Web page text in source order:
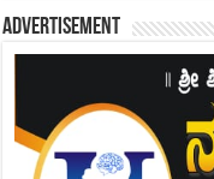
Advertisement